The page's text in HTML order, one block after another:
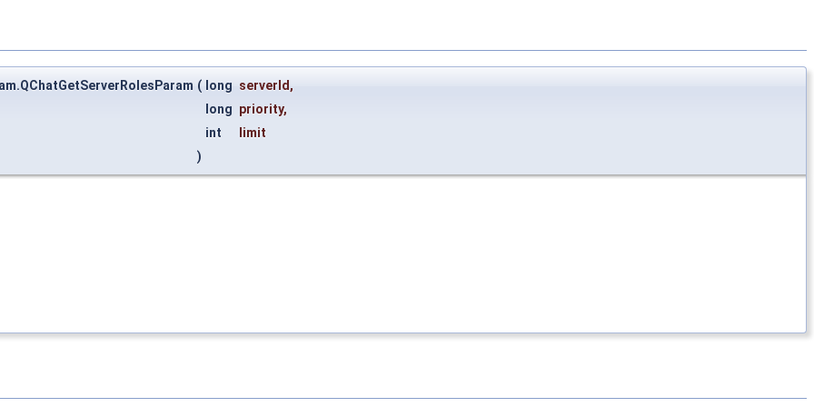
( long serverId,
long priority,
int
limit
)